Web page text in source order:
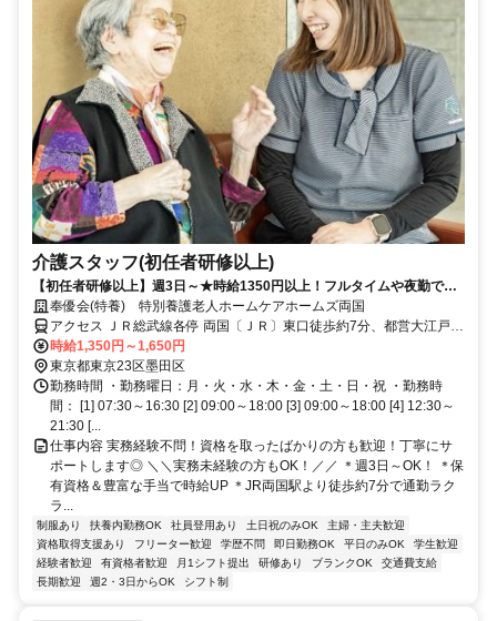
介護スタッフ(初任者研修以上)
【初任者研修以上】週3日～★時給1350円以上！フルタイムや夜勤で時
給UP！家事と両立して働けます
奉優会(特養) 特別養護老人ホームケアホームズ両国
アクセス ＪＲ総武線各停 両国〔ＪＲ〕東口徒歩約7分、都営大江戸線
両国〔大江戸線〕A5口徒歩約10分、都営新宿線 森下（東京都）A2口
徒歩約11分
時給1,350円～1,650円
東京都東京23区墨田区
勤務時間 ・勤務曜日：月・火・水・木・金・土・日・祝 ・勤務時
間： [1] 07:30～16:30 [2] 09:00～18:00 [3] 09:00～18:00 [4] 12:30～
21:30 [...
仕事内容 実務経験不問！資格を取ったばかりの方も歓迎！丁寧にサ
ポートします◎ ＼＼実務未経験の方もOK！／／ ＊週3日～OK！ ＊保
有資格＆豊富な手当で時給UP ＊JR両国駅より徒歩約7分で通勤ラク
ラ...
制服あり 扶養内勤務OK 社員登用あり 土日祝のみOK
主婦・主夫歓迎
資格取得支援あり
フリーター歓迎 学歴不問 即日勤務OK 平日のみOK
学生歓迎
経験者歓迎
有資格者歓迎 月1シフト提出 研修あり ブランクOK
交通費支給
長期歓迎
週2・3日からOK シフト制